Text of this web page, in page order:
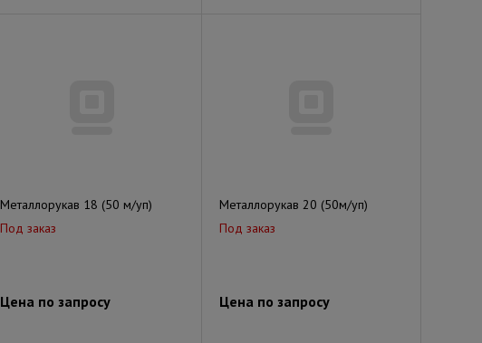
Металлорукав 18 (50 м/уп)
Под заказ
Цена по запросу
Металлорукав 20 (50м/уп)
Под заказ
Цена по запросу